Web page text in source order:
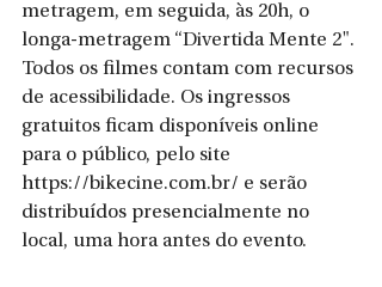
metragem, em seguida, às 20h, o
longa-metragem “Divertida Mente 2".
Todos os filmes contam com recursos
de acessibilidade. Os ingressos
gratuitos ficam disponíveis online
para o público, pelo site
https://bikecine.com.br/ e serão
distribuídos presencialmente no
local, uma hora antes do evento.